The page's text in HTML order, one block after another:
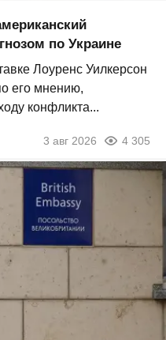
по Украине
Лоуренс Уилкерсон
его мнению,
конфликта...
3 авг 2026 4 305